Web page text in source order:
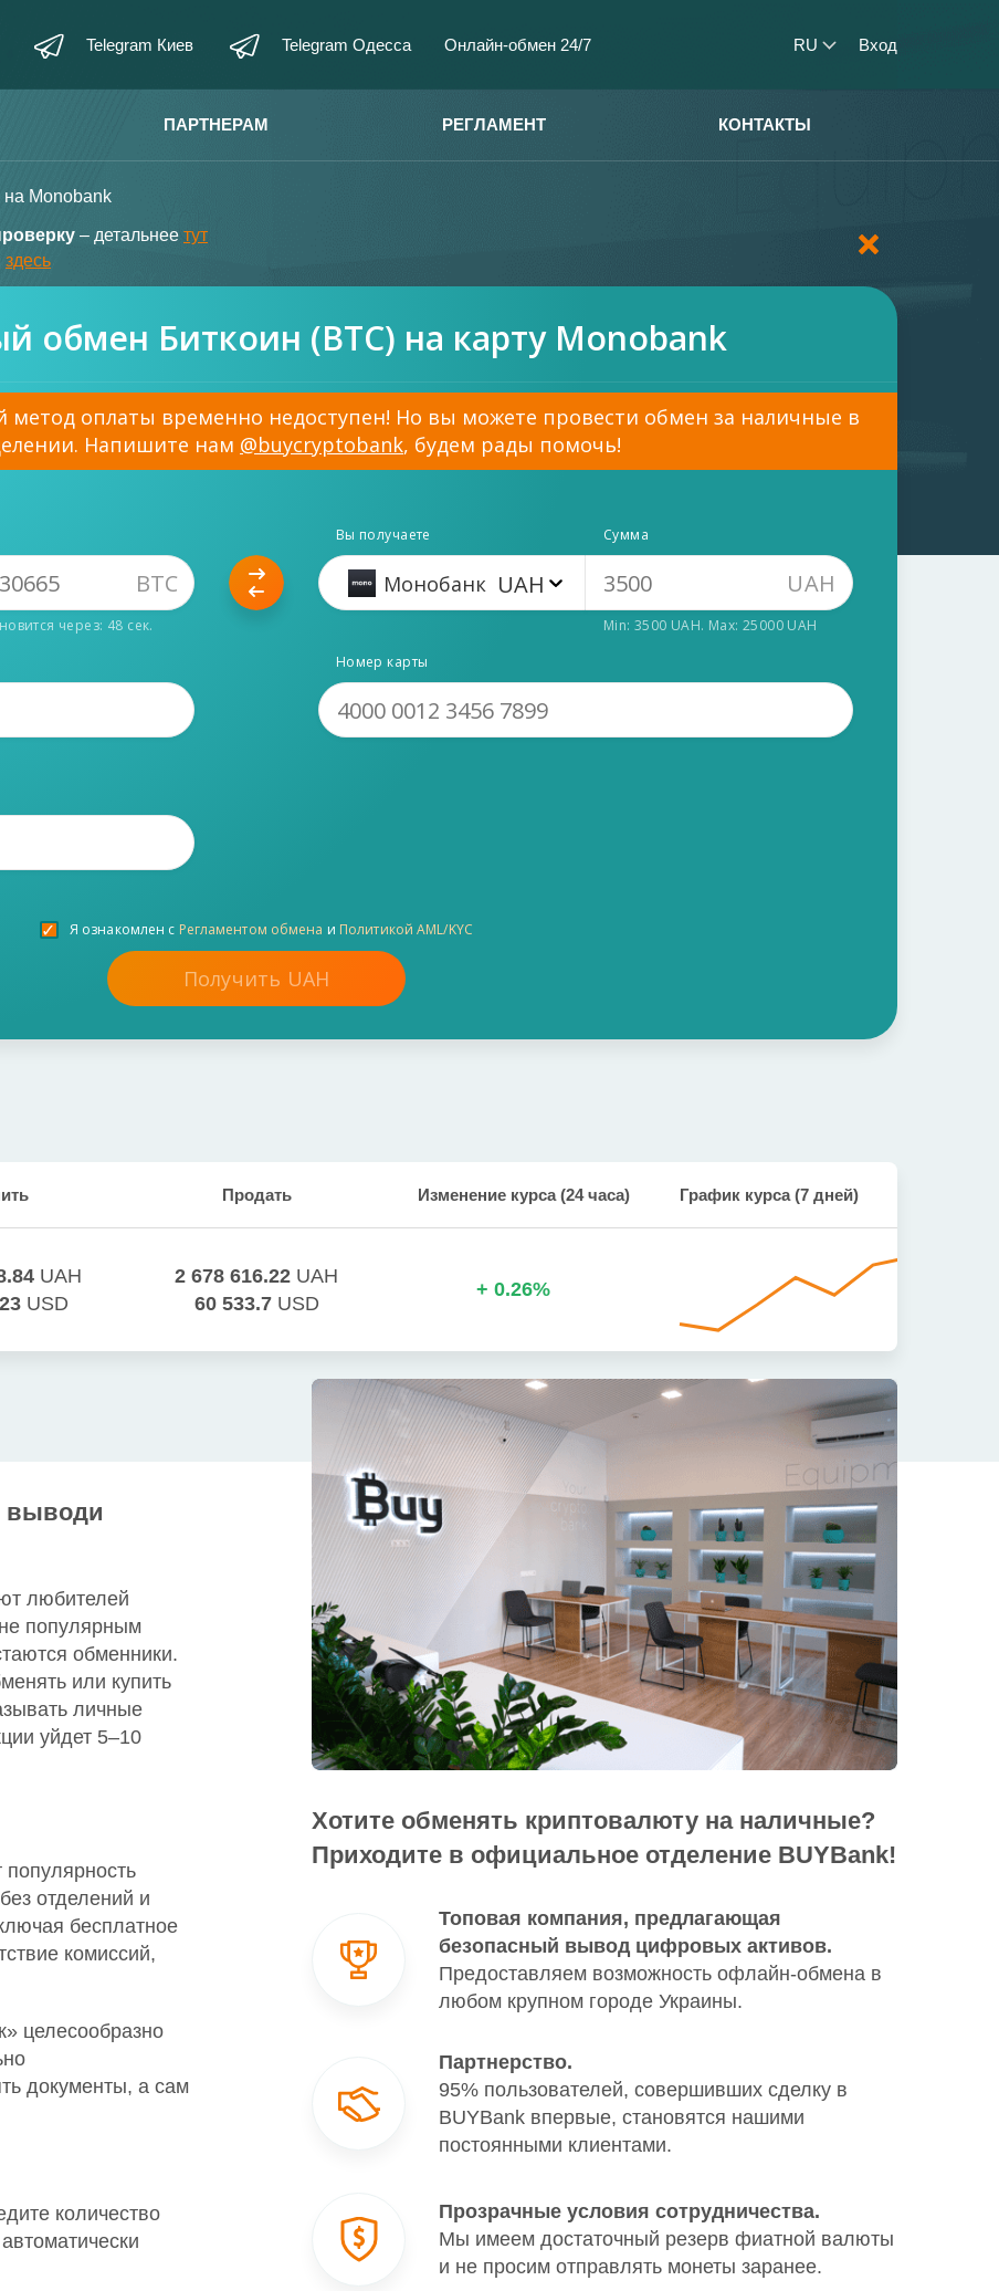
Telegram Киев Telegram Одесса Онлайн-обмен 24/7 RU Вход
ПАРТНЕРАМ РЕГЛАМЕНТ КОНТАКТЫ
Monobank
– детальнее тут
здесь
обмен Биткоин (BTC) на карту Monobank
оплаты временно недоступен! Но вы можете провести обмен за наличные в
Напишите нам @buycryptobank, будем рады помочь!
BTC
через: 47 сек.
Вы получаете
Монобанк UAH
Сумма
UAH
Min: 3500 UAH. Max: 25000 UAH
Номер карты
Я ознакомлен с Регламентом обмена и Политикой AML/KYC
Получить UAH
UAH
USD
Продать
2 678 616.22 UAH
60 533.7USD
Изменение курса (24 часа)
+ 0.26%
График курса (7 дней)
Хотите обменять криптовалюту на наличные?
Приходите в официальное отделение BUYBank!
Топовая компания, предлагающая
безопасный вывод цифровых активов.
Предоставляем возможность офлайн-обмена в
любом крупном городе Украины.
Партнерство.
95% пользователей, совершивших сделку в
BUYBank впервые, становятся нашими
постоянными клиентами.
Прозрачные условия сотрудничества.
Мы имеем достаточный резерв фиатной валюты
и не просим отправлять монеты заранее.
выводи
любителей
популярным
обменники.
или купить
личные
уйдет 5–10
популярность
отделений и
бесплатное
комиссий,
целесообразно
документы, а сам
количество